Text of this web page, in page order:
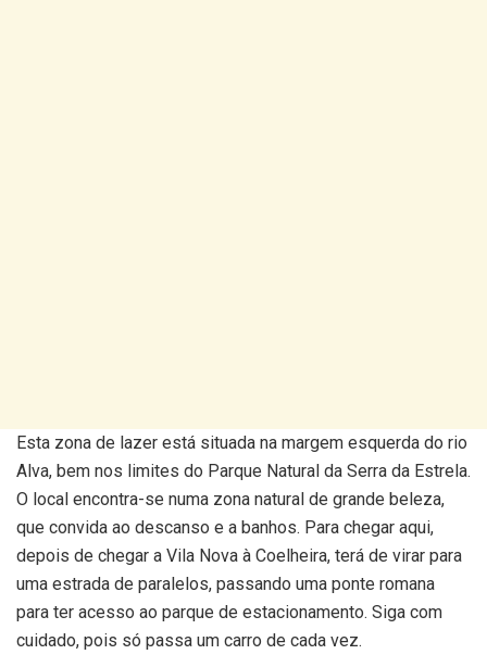
Esta zona de lazer está situada na margem esquerda do rio
Alva, bem nos limites do Parque Natural da Serra da Estrela.
O local encontra-se numa zona natural de grande beleza,
que convida ao descanso e a banhos. Para chegar aqui,
depois de chegar a Vila Nova à Coelheira, terá de virar para
uma estrada de paralelos, passando uma ponte romana
para ter acesso ao parque de estacionamento. Siga com
cuidado, pois só passa um carro de cada vez.